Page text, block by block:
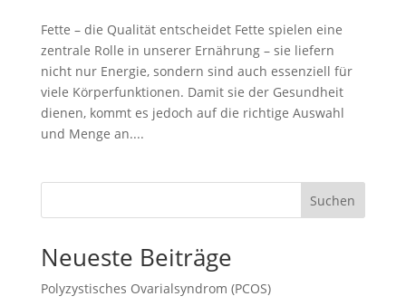
Fette – die Qualität entscheidet Fette spielen eine
zentrale Rolle in unserer Ernährung – sie liefern
nicht nur Energie, sondern sind auch essenziell für
viele Körperfunktionen. Damit sie der Gesundheit
dienen, kommt es jedoch auf die richtige Auswahl
und Menge an....
Suchen
Neueste Beiträge
Polyzystisches Ovarialsyndrom (PCOS)